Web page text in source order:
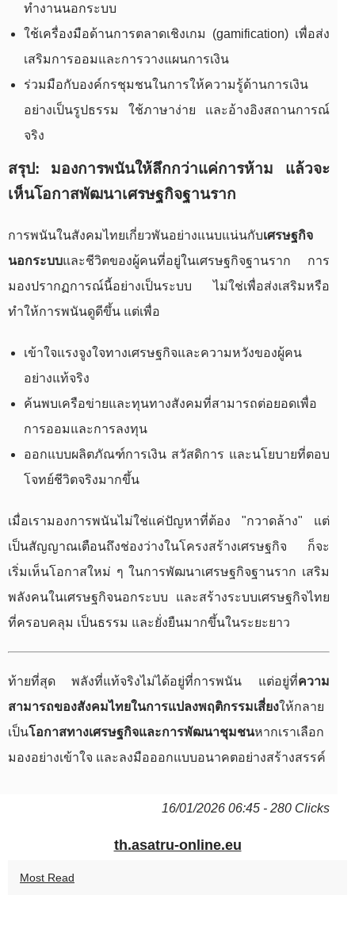
ทำงานนอกระบบ
ใช้เครื่องมือด้านการตลาดเชิงเกม (gamification) เพื่อส่ง
เสริมการออมและการวางแผนการเงิน
ร่วมมือกับองค์กรชุมชนในการให้ความรู้ด้านการเงิน
อย่างเป็นรูปธรรม ใช้ภาษาง่าย และอ้างอิงสถานการณ์
จริง
สรุป: มองการพนันให้ลึกกว่าแค่การห้าม แล้วจะ
เห็นโอกาสพัฒนาเศรษฐกิจฐานราก
การพนันในสังคมไทยเกี่ยวพันอย่างแนบแน่นกับเศรษฐกิจ
นอกระบบและชีวิตของผู้คนที่อยู่ในเศรษฐกิจฐานราก การ
มองปรากฏการณ์นี้อย่างเป็นระบบ ไม่ใช่เพื่อส่งเสริมหรือ
ทำให้การพนันดูดีขึ้น แต่เพื่อ
เข้าใจแรงจูงใจทางเศรษฐกิจและความหวังของผู้คน
อย่างแท้จริง
ค้นพบเครือข่ายและทุนทางสังคมที่สามารถต่อยอดเพื่อ
การออมและการลงทุน
ออกแบบผลิตภัณฑ์การเงิน สวัสดิการ และนโยบายที่ตอบ
โจทย์ชีวิตจริงมากขึ้น
เมื่อเรามองการพนันไม่ใช่แค่ปัญหาที่ต้อง "กวาดล้าง" แต่
เป็นสัญญาณเตือนถึงช่องว่างในโครงสร้างเศรษฐกิจ ก็จะ
เริ่มเห็นโอกาสใหม่ ๆ ในการพัฒนาเศรษฐกิจฐานราก เสริม
พลังคนในเศรษฐกิจนอกระบบ และสร้างระบบเศรษฐกิจไทย
ที่ครอบคลุม เป็นธรรม และยั่งยืนมากขึ้นในระยะยาว
ท้ายที่สุด พลังที่แท้จริงไม่ได้อยู่ที่การพนัน แต่อยู่ที่ความ
สามารถของสังคมไทยในการแปลงพฤติกรรมเสี่ยงให้กลาย
เป็นโอกาสทางเศรษฐกิจและการพัฒนาชุมชนหากเราเลือก
มองอย่างเข้าใจ และลงมือออกแบบอนาคตอย่างสร้างสรรค์
16/01/2026 06:45 - 280 Clicks
th.asatru-online.eu
Most Read